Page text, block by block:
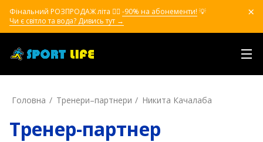
Фінальний РОЗПРОДАЖ літа ❤️‍🔥 -90% на абонементи! 💡
Чи є світло та вода? Дивись тут →
Головна Тренери–партнери Никита Качалаба
Тренер-партнер